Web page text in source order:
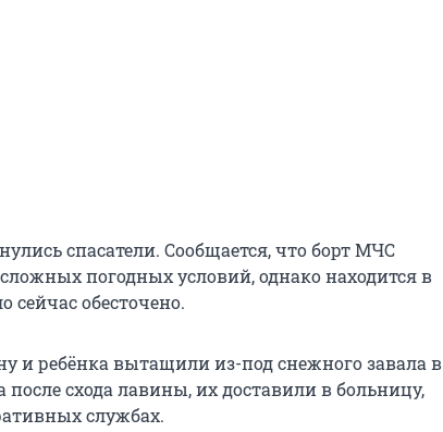
спасатели. Сообщается, что борт МЧС
погодных условий, однако находится в
сейчас обесточено.
и ребёнка вытащили из-под снежного завала в
схода лавины, их доставили в больницу,
службах.